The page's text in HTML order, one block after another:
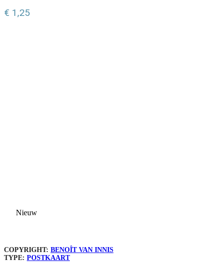
€ 1,25
Nieuw
COPYRIGHT: BENOÎT VAN INNIS
TYPE: POSTKAART